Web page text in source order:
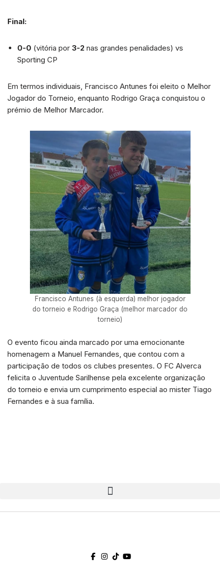
Final:
0-0 (vitória por 3-2 nas grandes penalidades) vs
Sporting CP
Em termos individuais, Francisco Antunes foi eleito o Melhor
Jogador do Torneio, enquanto Rodrigo Graça conquistou o
prémio de Melhor Marcador.
Francisco Antunes (à esquerda) melhor jogador
do torneio e Rodrigo Graça (melhor marcador do
torneio)
O evento ficou ainda marcado por uma emocionante
homenagem a Manuel Fernandes, que contou com a
participação de todos os clubes presentes. O FC Alverca
felicita o Juventude Sarilhense pela excelente organização
do torneio e envia um cumprimento especial ao mister Tiago
Fernandes e à sua família.